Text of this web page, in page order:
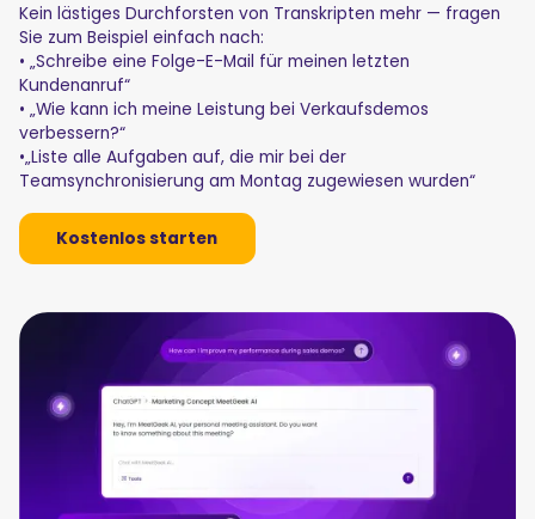
Kein lästiges Durchforsten von Transkripten mehr — fragen
Sie zum Beispiel einfach nach:
• „Schreibe eine Folge-E-Mail für meinen letzten
Kundenanruf“
• „Wie kann ich meine Leistung bei Verkaufsdemos
verbessern?“
•„Liste alle Aufgaben auf, die mir bei der
Teamsynchronisierung am Montag zugewiesen wurden“
Kostenlos starten